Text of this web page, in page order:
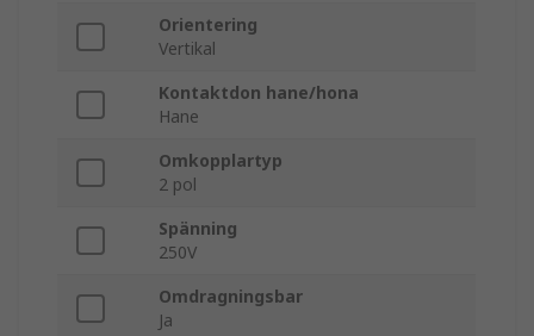
Orientering
Vertikal
Kontaktdon hane/hona
Hane
Omkopplartyp
2 pol
Spänning
250V
Omdragningsbar
Ja